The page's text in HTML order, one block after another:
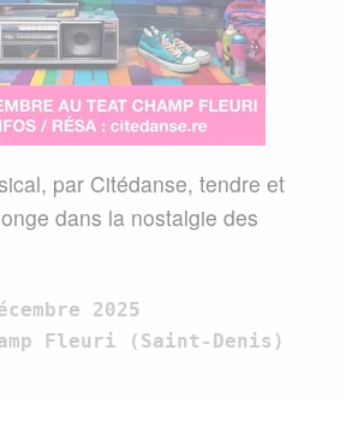
par Citédanse, tendre et
dans la nostalgie des
2025
Fleuri (Saint-Denis)